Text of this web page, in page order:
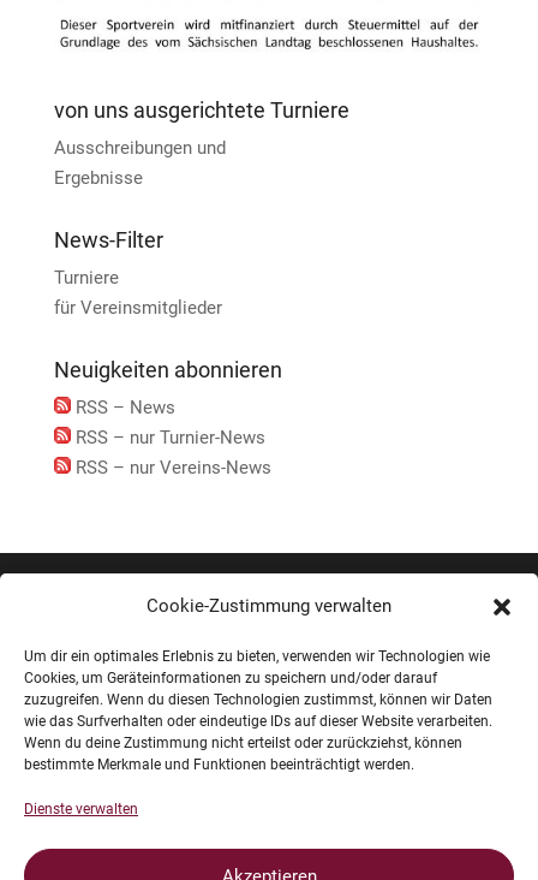
Cookie-Zustimmung verwalten
Um dir ein optimales Erlebnis zu bieten, verwenden wir Technologien wie
Cookies, um Geräteinformationen zu speichern und/oder darauf
zuzugreifen. Wenn du diesen Technologien zustimmst, können wir Daten
wie das Surfverhalten oder eindeutige IDs auf dieser Website verarbeiten.
Wenn du deine Zustimmung nicht erteilst oder zurückziehst, können
bestimmte Merkmale und Funktionen beeinträchtigt werden.
Dienste verwalten
von uns ausgerichtete Turniere
Ausschreibungen und
Ergebnisse
News-Filter
Turniere
für Vereinsmitglieder
Neuigkeiten abonnieren
RSS – News
RSS – nur Turnier-News
RSS – nur Vereins-News
Datenschutz
Dokumente